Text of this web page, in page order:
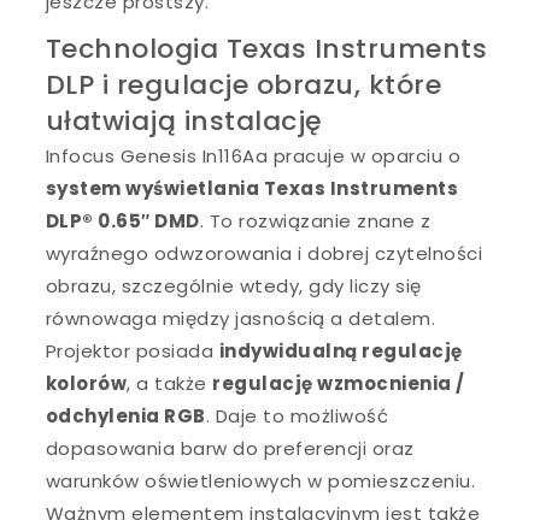
Technologia Texas Instruments
DLP i regulacje obrazu, które
ułatwiają instalację
Infocus Genesis In116Aa pracuje w oparciu o
system wyświetlania Texas Instruments
DLP® 0.65″ DMD. To rozwiązanie znane z
wyraźnego odwzorowania i dobrej czytelności
obrazu, szczególnie wtedy, gdy liczy się
równowaga między jasnością a detalem.
Projektor posiada indywidualną regulację
kolorów, a także regulację wzmocnienia /
odchylenia RGB. Daje to możliwość
dopasowania barw do preferencji oraz
warunków oświetleniowych w pomieszczeniu.
Ważnym elementem instalacyjnym jest także